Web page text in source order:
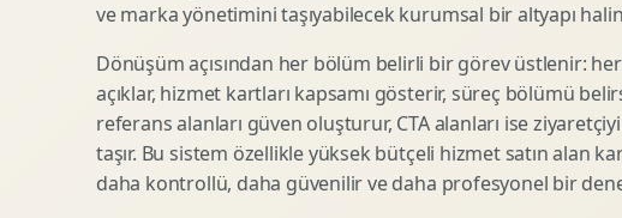
Shopify Tasarim
Woocommerce Tasarim
Eticaret UX Optimizasyonu
Urun Sayfasi Tasarimi
Lead Generation Landing Page
Reklam Landing Page
Urun Lansman Sayfasi
Ab Test Arayuzu
ve marka yönetimini taşıyabilecek kurumsal bir altyapı
Dönüşüm açısından her bölüm belirli bir görev üstlenir:
açıklar, hizmet kartları kapsamı gösterir, süreç bölümü
referans alanları güven oluşturur, CTA alanları ise
taşır. Bu sistem özellikle yüksek bütçeli hizmet satın alan
daha kontrollü, daha güvenilir ve daha profesyonel bir